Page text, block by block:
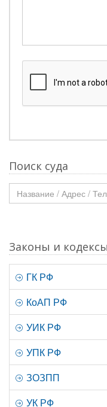
Поиск суда
Законы и кодексы
ГК РФ
КоАП РФ
УИК РФ
УПК РФ
ЗОЗПП
УК РФ